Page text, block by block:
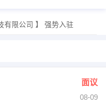
有限公司 】 强势入驻
] 招聘信息
面议
08-09